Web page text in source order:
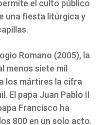
el culto público
una fiesta litúrgica y
Romano (2005), la
menos siete mil
los mártires la cifra
El papa Juan Pablo II
Francisco ha
800 en un solo acto.